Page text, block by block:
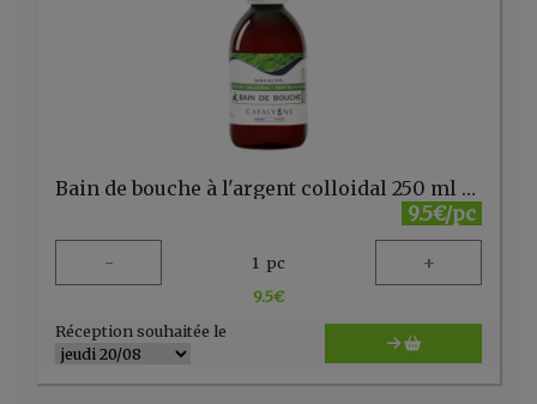
Bain de bouche à l'argent colloidal 250 ml Catalyons
9.5€/pc
- 1 pc +
9.5€
Réception souhaitée le